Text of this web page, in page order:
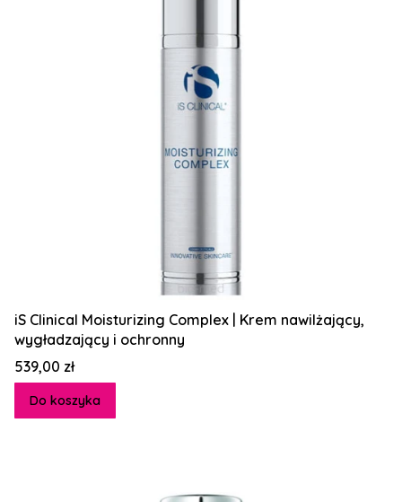
iS Clinical Moisturizing Complex | Krem nawilżający,
wygładzający i ochronny
Cena
539,00 zł
Do koszyka